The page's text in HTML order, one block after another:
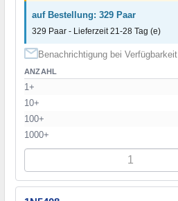
auf Bestellung: 329 Paar
329 Paar - Lieferzeit 21-28 Tag (e)
Benachrichtigung bei Verfügbarkeit
ANZAHL
1+
10+
100+
1000+